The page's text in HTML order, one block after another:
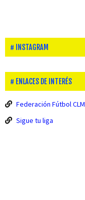
INSTAGRAM
ENLACES DE INTERÉS
Federación Fútbol CLM
Sigue tu liga